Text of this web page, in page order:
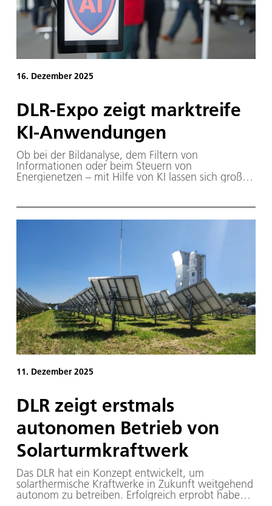
16. Dezember 2025
DLR-Expo zeigt marktreife
KI-Anwendungen
Ob bei der Bildanalyse, dem Filtern von
Informationen oder beim Steuern von
Energienetzen – mit Hilfe von KI lassen sich große
Intelligenz – Forschung für die Wirtschaft von
morgen“ einen Einblick in neuartige KI-Lösungen
für Luft- und Raumfahrt sowie für die Bereiche
Energie, Mobilität und Sicherheit. Vertreterinnen
und Vertreter aus der Wirtschaft konnten sich an
24 Exponaten davon überzeugen, wie KI-
Technologien neue Geschäftsmodelle ermöglicht.
11. Dezember 2025
DLR zeigt erstmals
autonomen Betrieb von
Solarturmkraftwerk
Das DLR hat ein Konzept entwickelt, um
solarthermische Kraftwerke in Zukunft weitgehend
autonom zu betreiben. Erfolgreich erprobt haben